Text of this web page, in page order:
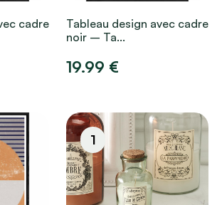
cadre
Tableau design avec cadre
noir – Ta...
19.99 €
1